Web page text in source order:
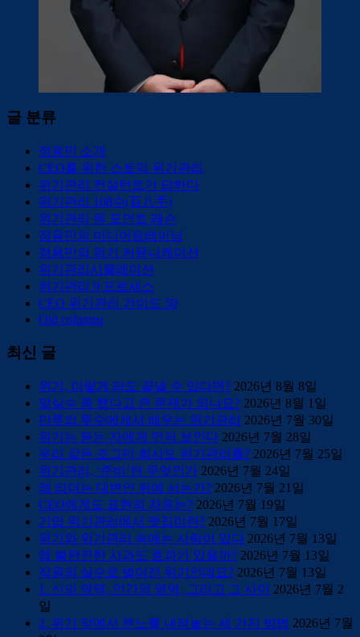
글 분류
정용민 소개
CEO를 위한 스토익 위기관리
위기관리 컨설턴트가 답하다
위기관리 108수(百八手)
위기관리 원 포인트 레슨
정용민의 미디어트레이닝
정용민의 위기 커뮤니케이션
위기관리시뮬레이션
위기관리 9 프로세스
CEO 위기관리 가이드 50
Old columns
최신 글
위기, 이렇게 라도 끝낼 수 있다면? 2026년 8월 8일
말실수 좀 했다고 큰 문제가 되나요? 2026년 8월 1일
만루의 투수에게서 배우는 위기관리 2026년 7월 30일
위기는 듣는 자에게 먼저 보인다 2026년 7월 28일
우리 같은 조그만 회사도 위기관리를? 2026년 7월 25일
위기관리, ‘준비’란 무엇인가 2026년 7월 24일
왜 리더는 대변인 뒤에 서는가? 2026년 7월 21일
CEO에게도 표현의 자유는? 2026년 7월 19일
기업 위기관리에서 맷집이란? 2026년 7월 17일
위기와 위기관리 속에는 사람이 있다 2026년 7월 13일
왜 불완전한 사과도 효과가 있을까? 2026년 7월 13일
직원의 실수로 벌어진 위기인데요? 2026년 7월 13일
1. 신의 영역, 인간의 영역, 그리고 그 사이
2026년 7월 2
일
2. 위기 앞에서 분노를 내려놓는 세 가지 방법 2026년 7월